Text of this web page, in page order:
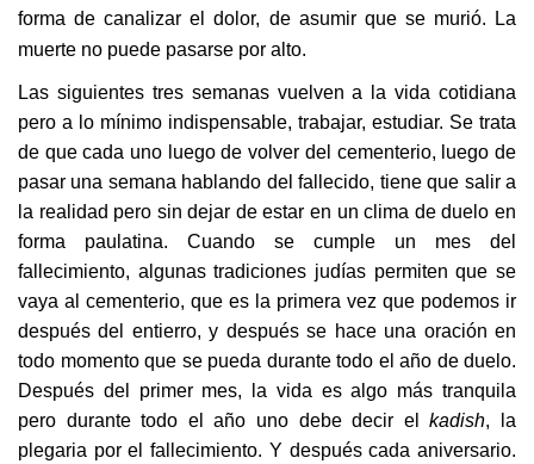
forma de canalizar el dolor, de asumir que se murió. La
muerte no puede pasarse por alto.
Las siguientes tres semanas vuelven a la vida cotidiana
pero a lo mínimo indispensable, trabajar, estudiar. Se trata
de que cada uno luego de volver del cementerio, luego de
pasar una semana hablando del fallecido, tiene que salir a
la realidad pero sin dejar de estar en un clima de duelo en
forma paulatina. Cuando se cumple un mes del
fallecimiento, algunas tradiciones judías permiten que se
vaya al cementerio, que es la primera vez que podemos ir
después del entierro, y después se hace una oración en
todo momento que se pueda durante todo el año de duelo.
Después del primer mes, la vida es algo más tranquila
pero durante todo el año uno debe decir elkadish, la
plegaria por el fallecimiento. Y después cada aniversario.